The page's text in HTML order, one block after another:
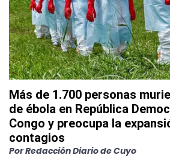
Más de 1.700 personas
de ébola en República
Congo y preocupa la
contagios
PorRedacción Diario de Cuyo